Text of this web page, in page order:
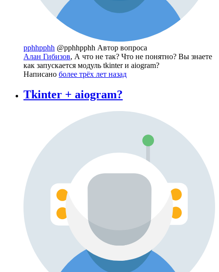
pphhpphh @pphhpphh Автор вопроса
Алан Гибизов, А что не так? Что не понятно? Вы знаете
как запускается модуль tkinter и aiogram?
Написано более трёх лет назад
Tkinter + aiogram?